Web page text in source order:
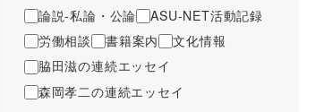
論説-私論・公論
ASU-NET活動記録
労働相談
書籍案内
文化情報
脇田滋の連続エッセイ
森岡孝二の連続エッセイ